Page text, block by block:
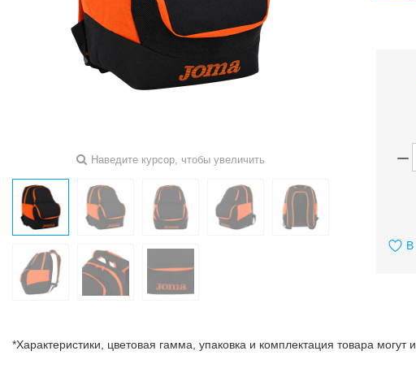
Наведите курсор, чтобы увеличить
В
*Характеристики, цветовая гамма, упаковка и комплектация товара